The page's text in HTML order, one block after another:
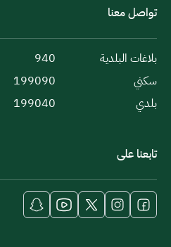
تواصل معنا
بلاغات البلدية
940
سكني
199090
بلدي
199040
تابعنا على